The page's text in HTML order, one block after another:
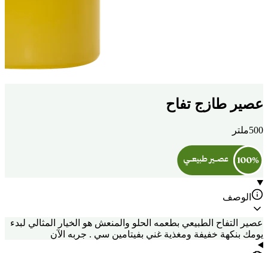
عصير طازج تفاح
500ملتر
الوصف
عصير التفاح الطبيعي بطعمه الحلو والمنعش هو الخيار المثالي لبدء
يومك بنكهة خفيفة ومغذية غني بفيتامين سي . جربه الآن